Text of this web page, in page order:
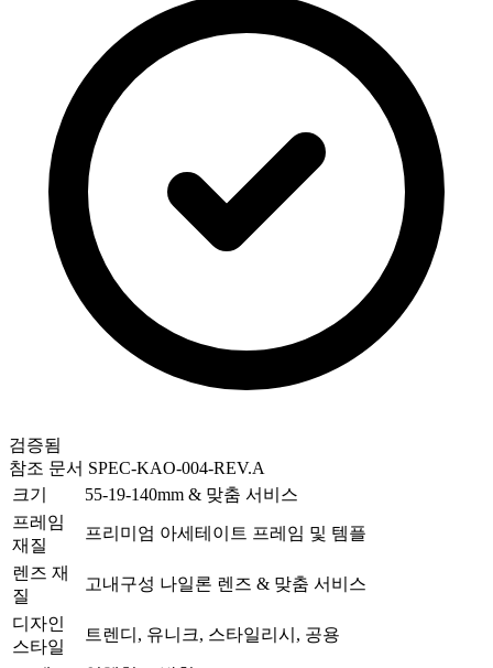
검증됨
참조 문서 SPEC-KAO-004-REV.A
크기
55-19-140mm & 맞춤 서비스
프레임
재질
프리미엄 아세테이트 프레임 및 템플
렌즈 재
질
고내구성 나일론 렌즈 & 맞춤 서비스
디자인
스타일
트렌디, 유니크, 스타일리시, 공용